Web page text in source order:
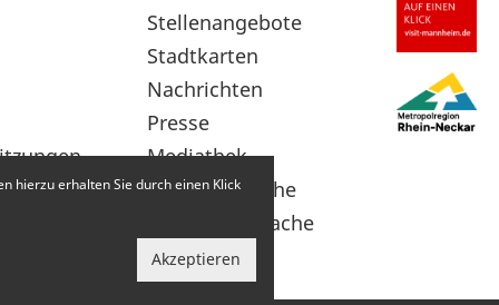
im
Fußbereich
Stellenangebote
Stadtkarten
Nachrichten
Presse
Mediathek
Leichte Sprache
Gebärdensprache
hierzu erhalten Sie durch einen Klick
Akzeptieren